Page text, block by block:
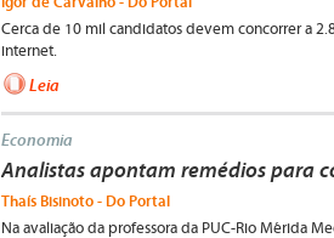
Cerca de 10 mil candidatos devem concorrer a
internet.
Leia
Economia
Analistas apontam remédios para
Thaís Bisinoto - Do Portal
Na avaliação da professora da PUC-Rio Mérida